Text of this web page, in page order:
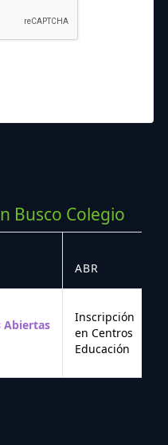
Busco Colegio
ABR
Abiertas
Inscripción
en Centros
Educación